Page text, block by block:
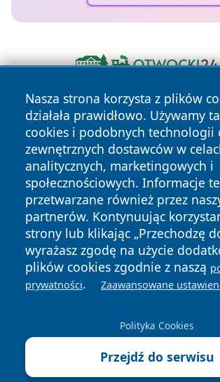
Nasza strona korzysta z plików
działała prawidłowo. Używamy
cookies i podobnych technologii
zewnętrznych dostawców w
analitycznych, marketingowych i
społecznościowych. Informacje
przetwarzane również przez
partnerów. Kontynuując
strony lub klikając „Przechodzę
wyrażasz zgodę na użycie
plików cookies zgodnie z naszą
prywatności. Zaawansowane
Polityka Cookies
Przejdź do serwisu
Copyright © 2026 faktybytom.pl Wszystkie
News Autorzy
Polityka
Prywatności